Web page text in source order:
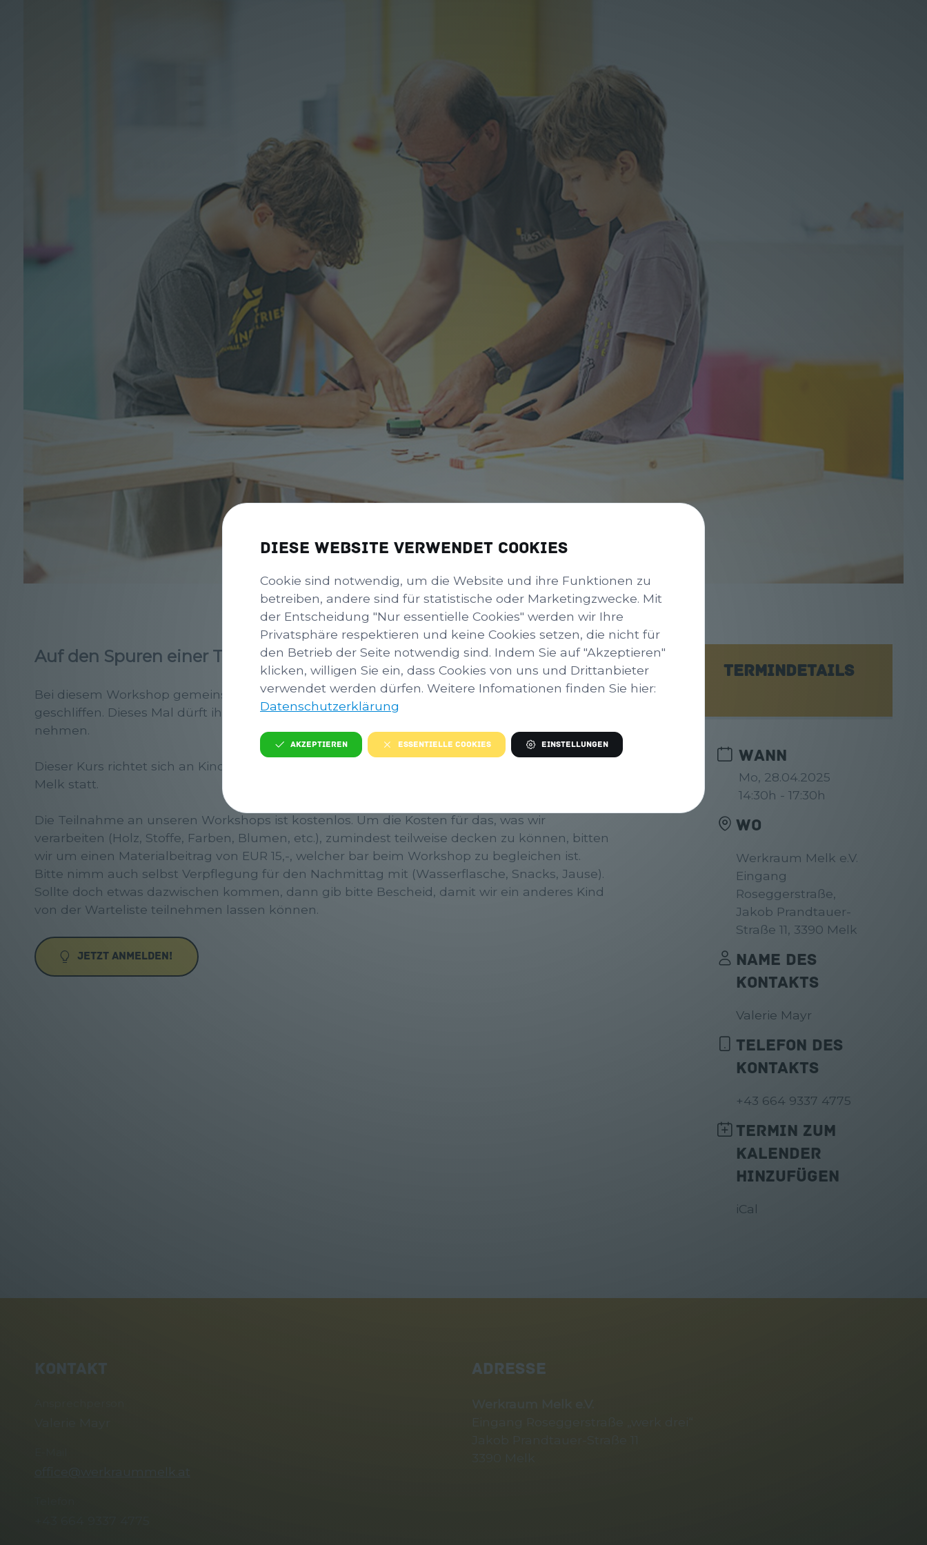
Auf den Spuren einer Tischlerin/eines Tischlers
Bei diesem Workshop gemeinsam mitFürst Möbelwird wieder gebohrt, gesägt und
geschliffen. Dieses Mal dürft ihr euren eigenen Bilderrahmen inkl. Foto mit nach Hause
nehmen.
Dieser Kurs richtet sich an Kinder von 7 bis 14 Jahren. Der Workshop findet im Werkraum
Melk statt.
Die Teilnahme an unseren Workshops ist kostenlos. Um die Kosten für das, was wir
verarbeiten (Holz, Stoffe, Farben, Blumen, etc.), zumindest teilweise decken zu können, bitten
wir um einen Materialbeitrag von EUR 15,-, welcher bar beim Workshop zu begleichen ist.
Bitte nimm auch selbst Verpflegung für den Nachmittag mit (Wasserflasche, Snacks, Jause).
Sollte doch etwas dazwischen kommen, dann gib bitte Bescheid, damit wir ein anderes Kind
von der Warteliste teilnehmen lassen können.
Jetzt Anmelden!
TERMINDETAILS
WANN
Mo, 28.04.2025
14:30h - 17:30h
WO
Werkraum Melk e.V.
Eingang
Roseggerstraße,
Jakob Prandtauer-
Straße 11, 3390 Melk
NAME DES
KONTAKTS
Valerie Mayr
TELEFON DES
KONTAKTS
+43 664 9337 4775
TERMIN ZUM
KALENDER
HINZUFÜGEN
iCal
KONTAKT
office@werkraummelk.at
ADRESSE
Diese Website verwendet Cookies
Cookie sind notwendig, um die Website und ihre Funktionen zu
betreiben, andere sind für statistische oder Marketingzwecke. Mit
der Entscheidung "Nur essentielle Cookies" werden wir Ihre
Privatsphäre respektieren und keine Cookies setzen, die nicht für
den Betrieb der Seite notwendig sind. Indem Sie auf "Akzeptieren"
klicken, willigen Sie ein, dass Cookies von uns und Drittanbieter
verwendet werden dürfen. Weitere Infomationen finden Sie hier:
Datenschutzerklärung
Akzeptieren Essentielle Cookies Einstellungen